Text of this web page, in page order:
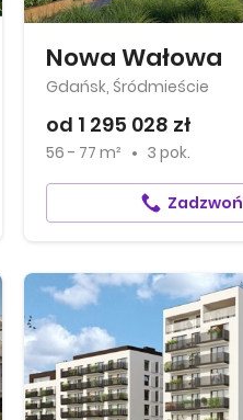
Nowa Wałowa
Gdańsk, Śródmieście
od 1 295 028 zł
56 - 77 m² 3 pok.
Zadzwoń